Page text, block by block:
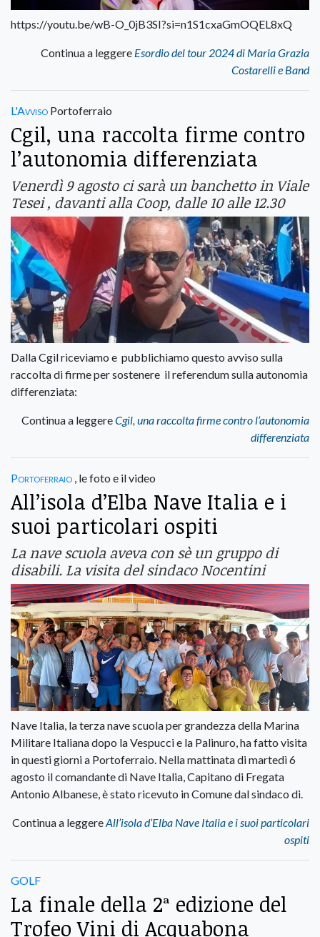
https://youtu.be/wB-O_0jB3SI?si=n1S1cxaGmOQEL8xQ
Continua a leggere Esordio del tour 2024 di Maria Grazia
Costarelli e Band
L'Avviso Portoferraio
Cgil, una raccolta firme contro
l’autonomia differenziata
Venerdì 9 agosto ci sarà un banchetto in Viale
Tesei , davanti alla Coop, dalle 10 alle 12.30
Dalla Cgil riceviamo e pubblichiamo questo avviso sulla
raccolta di firme per sostenere il referendum sulla autonomia
differenziata:
Continua a leggereCgil, una raccolta firme contro l’autonomia
differenziata
Portoferraio , le foto e il video
All’isola d’Elba Nave Italia e i
suoi particolari ospiti
La nave scuola aveva con sè un gruppo di
disabili. La visita del sindaco Nocentini
Nave Italia, la terza nave scuola per grandezza della Marina
Militare Italiana dopo la Vespucci e la Palinuro, ha fatto visita
in questi giorni a Portoferraio. Nella mattinata di martedì 6
agosto il comandante di Nave Italia, Capitano di Fregata
Antonio Albanese, è stato ricevuto in Comune dal sindaco di.
Continua a leggereAll’isola d’Elba Nave Italia e i suoi particolari
ospiti
GOLF
La finale della 2ª edizione del
Trofeo Vini di Acquabona